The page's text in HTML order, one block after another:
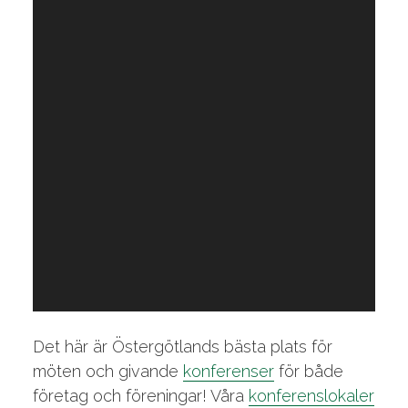
Det här är Östergötlands bästa plats för
möten och givande konferenserför både
företag och föreningar! Våra konferenslokaler